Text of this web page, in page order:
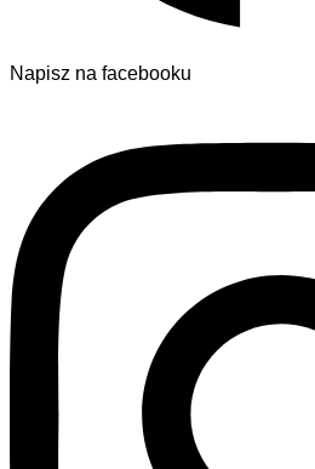
Napisz na facebooku